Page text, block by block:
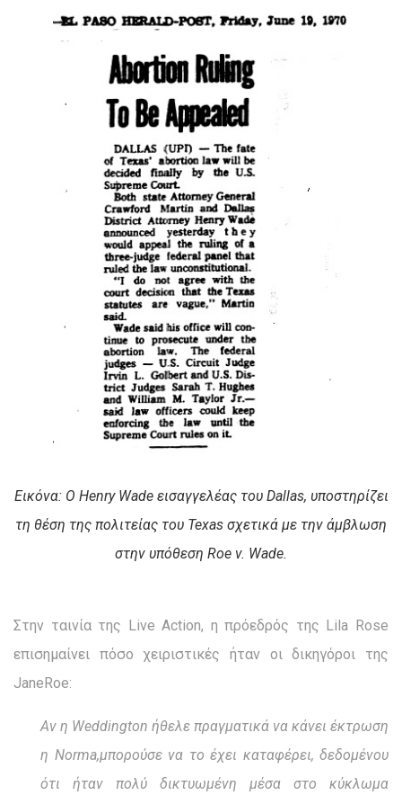
Εικόνα: Ο Henry Wade εισαγγελέας του Dallas, υποστηρίζει
τη θέση της πολιτείας του Texas σχετικά με την άμβλωση
στην υπόθεση Roe v. Wade.
Στην ταινία της Live Action, η πρόεδρός της Lila Rose
επισημαίνει πόσο χειριστικές ήταν οι δικηγόροι της
JaneRoe:
Αν η Weddington ήθελε πραγματικά να κάνει έκτρωση
η Norma,μπορούσε να το έχει καταφέρει, δεδομένου
ότι ήταν πολύ δικτυωμένη μέσα στο κύκλωμα